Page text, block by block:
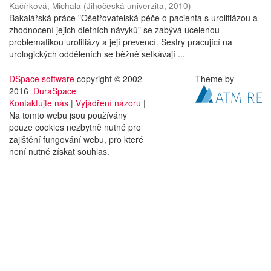
Kačírková, Michala (Jihočeská univerzita, 2010)
Bakalářská práce "Ošetřovatelská péče o pacienta s urolitiázou a
zhodnocení jejich dietních návyků" se zabývá ucelenou
problematikou urolitiázy a její prevencí. Sestry pracující na
urologických odděleních se běžně setkávají ...
DSpace software copyright © 2002-
2016 DuraSpace
Kontaktujte nás | Vyjádření názoru |
Na tomto webu jsou používány
pouze cookies nezbytně nutné pro
zajištění fungování webu, pro které
není nutné získat souhlas.
Theme by